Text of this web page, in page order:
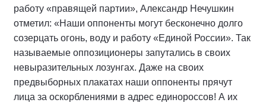
работу «правящей партии», Александр Нечушкин
отметил: «Наши оппоненты могут бесконечно долго
созерцать огонь, воду и работу «Единой России». Так
называемые оппозиционеры запутались в своих
невыразительных лозунгах. Даже на своих
предвыборных плакатах наши оппоненты прячут
лица за оскорблениями в адрес единороссов! А их